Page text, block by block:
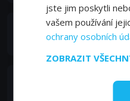
Colin Walker
Stanley
jste jim poskytli
vašem používání
ochrany osobních
ZOBRAZIT